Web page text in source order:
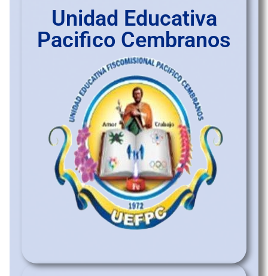
Unidad Educativa
Pacifico Cembranos